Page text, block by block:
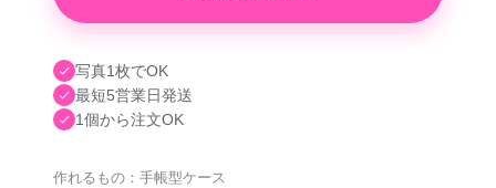
写真1枚でOK
最短5営業日発送
1個から注文OK
作れるもの：手帳型ケース